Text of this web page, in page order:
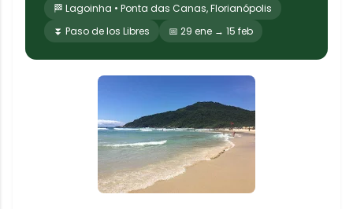
🏁 Lagoinha • Ponta das Canas, Florianópolis
⏬ Paso de los Libres
📅 29 ene → 15 feb